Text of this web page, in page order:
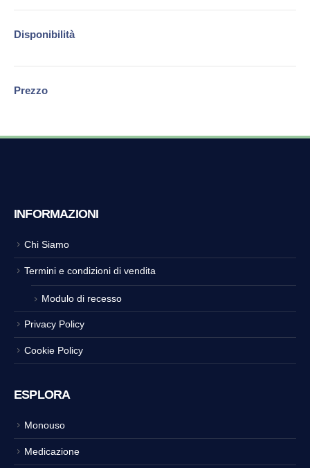
Disponibilità
Prezzo
INFORMAZIONI
Chi Siamo
Termini e condizioni di vendita
Modulo di recesso
Privacy Policy
Cookie Policy
ESPLORA
Monouso
Medicazione